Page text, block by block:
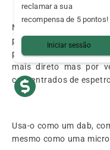
Mas atenção: requer
prática para ser
para começar. É muito
mais direto mas por
concentrados de
Usa-o como um dab,
mesmo como uma
reclamar a sua
recompensa de 5 pontos!
Iniciar sessão